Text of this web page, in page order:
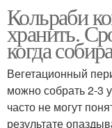
Кольраби
хранить.
когда
Вегетационный
можно собрать 2-3
часто не могут
результате